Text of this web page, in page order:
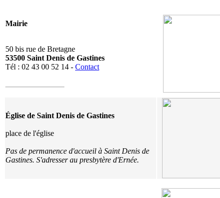
Mairie
50 bis rue de Bretagne
53500 Saint Denis de Gastines
Tél : 02 43 00 52 14 - Contact
Église de Saint Denis de Gastines
place de l'église
Pas de permanence d'accueil à Saint Denis de
Gastines. S'adresser au presbytère d'Ernée.